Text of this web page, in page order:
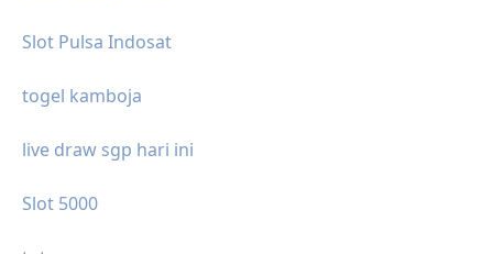
Slot Pulsa Indosat
togel kamboja
live draw sgp hari ini
Slot 5000